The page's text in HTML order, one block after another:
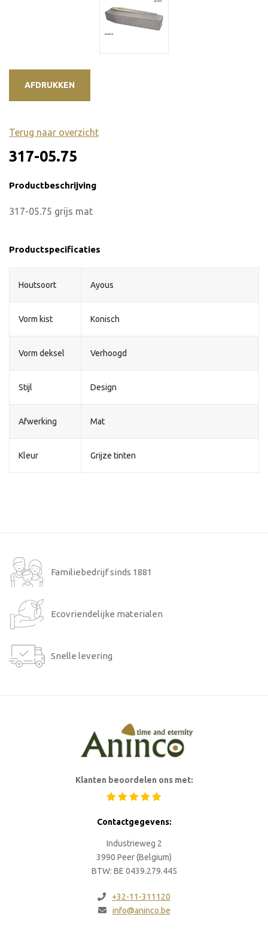
AFDRUKKEN
Terug naar overzicht
317-05.75
Productbeschrijving
317-05.75 grijs mat
Productspecificaties
Houtsoort Ayous
Vorm kist Konisch
Vorm deksel Verhoogd
Stijl Design
Afwerking Mat
Kleur Grijze tinten
Familiebedrijf sinds 1881
Ecovriendelijke materialen
Snelle levering
Klanten beoordelen ons met:
Contactgegevens:
Industrieweg 2
3990 Peer (Belgium)
BTW: BE 0439.279.445
+32-11-311120
info@aninco.be